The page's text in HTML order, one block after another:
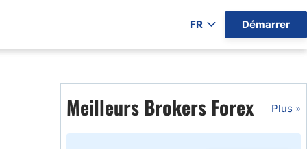
Démarrer
FR
Meilleurs Brokers Forex Plus »